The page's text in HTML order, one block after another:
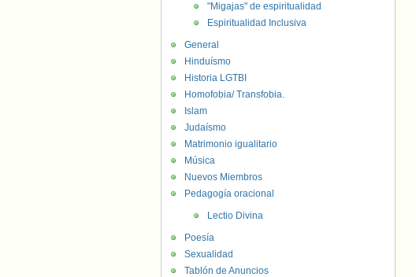
"Migajas" de espiritualidad
Espiritualidad Inclusiva
General
Hinduísmo
Historia LGTBI
Homofobia/ Transfobia.
Islam
Judaísmo
Matrimonio igualitario
Música
Nuevos Miembros
Pedagogía oracional
Lectio Divina
Poesía
Sexualidad
Tablón de Anuncios